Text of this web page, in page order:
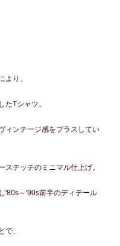
より、
Tシャツ。
ィンテージ感をプラスしてい
テッチのミニマル仕上げ。
'80s～'90s前半のディテール
で、